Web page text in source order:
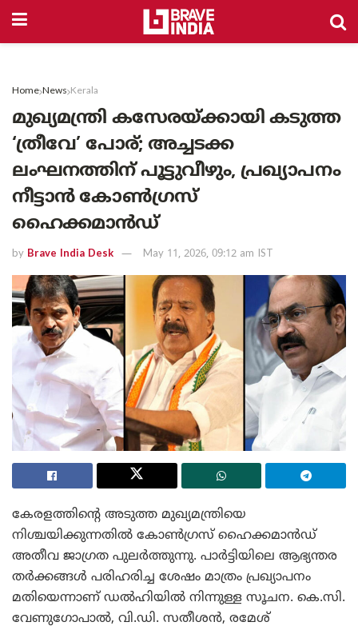
Home News Kerala
മുഖ്യമന്ത്രി കസേരയ്ക്കായി കടുത്ത
‘ത്രീവേ’ പോര്; അച്ചടക്ക
ലംഘനത്തിന് പൂട്ടുവീഴും, പ്രഖ്യാപനം
നീട്ടാൻ കോൺഗ്രസ്
ഹൈക്കമാൻഡ്
by Brave India Desk May 11, 2026, 09:12 am IST
കേരളത്തിന്റെ അടുത്ത മുഖ്യമന്ത്രിയെ
നിശ്ചയിക്കുന്നതിൽ കോൺഗ്രസ് ഹൈക്കമാൻഡ്
അതീവ ജാഗ്രത പുലർത്തുന്നു. പാർട്ടിയിലെ ആഭ്യന്തര
തർക്കങ്ങൾ പരിഹരിച്ച ശേഷം മാത്രം പ്രഖ്യാപനം
മതിയെന്നാണ് ഡൽഹിയിൽ നിന്നുള്ള സൂചന. കെ.സി.
വേണുഗോപാൽ, വി.ഡി. സതീശൻ, രമേശ്